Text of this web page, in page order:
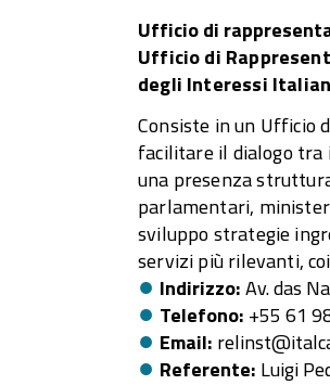
Ufficio di
Ufficio di
degli Interessi
Consiste in un Ufficio
facilitare il dialogo tra
una presenza
parlamentari,
sviluppo strategie
servizi più rilevanti,
Indirizzo Av. das
Telefono +55 61
Email
Referente Luigi